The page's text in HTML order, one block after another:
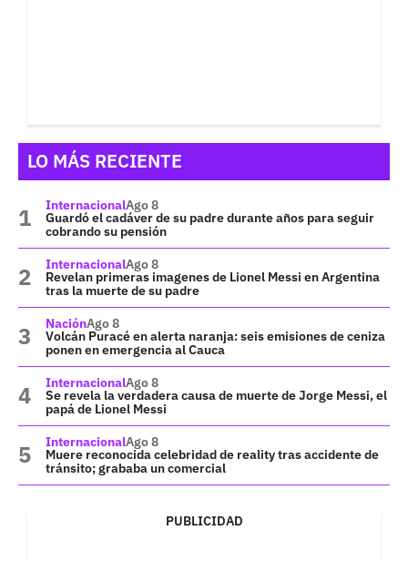
LO MÁS RECIENTE
InternacionalAgo 8
Guardó el cadáver de su padre durante años para seguir
cobrando su pensión
InternacionalAgo 8
Revelan primeras imagenes de Lionel Messi en Argentina
tras la muerte de su padre
NaciónAgo 8
Volcán Puracé en alerta naranja: seis emisiones de ceniza
ponen en emergencia al Cauca
InternacionalAgo 8
Se revela la verdadera causa de muerte de Jorge Messi, el
papá de Lionel Messi
InternacionalAgo 8
Muere reconocida celebridad de reality tras accidente de
tránsito; grababa un comercial
PUBLICIDAD